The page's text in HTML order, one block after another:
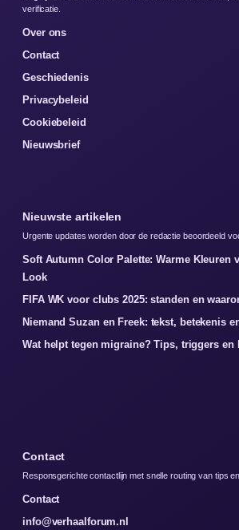
verificatie.
Over ons
Contact
Geschiedenis
Privacybeleid
Cookiebeleid
Nieuwsbrief
Nieuwste artikelen
Urgente updates worden door de redactie beoordeeld
Soft Autumn Color Palette: Warme Kleuren
Look
FIFA WK voor clubs 2025: standen en
Niemand Suzan en Freek: tekst, betekenis
Wat helpt tegen migraine? Tips, triggers en
Contact
Responsgerichte contactlijn met snelle routing van tips
Contact
info@verhaalforum.nl